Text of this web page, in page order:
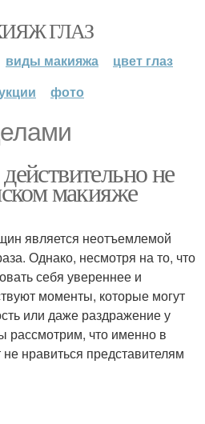
ГЛАЗ
виды макияжа
цвет глаз
фото
не
макияже
является неотъемлемой
Однако, несмотря на то, что
себя увереннее и
моменты, которые могут
или даже раздражение у
рассмотрим, что именно в
нравиться представителям